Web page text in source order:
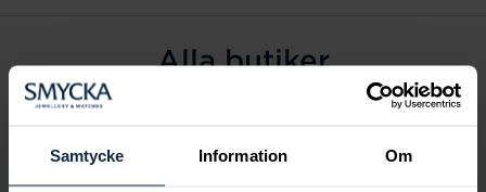
Samtycke Information Om
Alla butiker
Alingsås
Arvidsjaur